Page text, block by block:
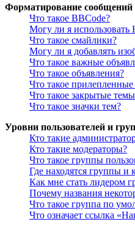
Форматирование
Что такое BBCode?
Могу ли я использовать
Что такое смайлики?
Могу ли я добавлять
Что такое важные
Что такое объявления?
Что такое
Что такое закрытые
Что такое значки тем?
Уровни пользователей и
Кто такие
Кто такие модераторы?
Что такое группы
Где находятся группы и
Как мне стать лидером
Почему названия
Что такое группа по
Что означает ссылка